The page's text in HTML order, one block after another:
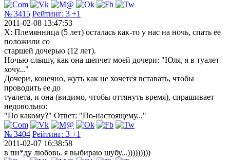
№ 3415 Рейтинг: 3 +1
2011-02-08 13:47:53
Х: Племянница (5 лет) осталась как-то у нас на ночь, спать ее
положили со
старшей дочерью (12 лет).
Ночью слышу, как она шепчет моей дочери: "Юля, я в туалет
хочу..."
Дочери, конечно, жуть как не хочется вставать, чтобы
проводить ее до
туалета, и она (видимо, чтобы оттянуть время), спрашивает
недовольно:
"По какому?" Ответ: "По-настоящему..."
№ 3404 Рейтинг: 3 +1
2011-02-07 16:38:58
в пи*ду любовь. я выбираю шубу...)))))))))